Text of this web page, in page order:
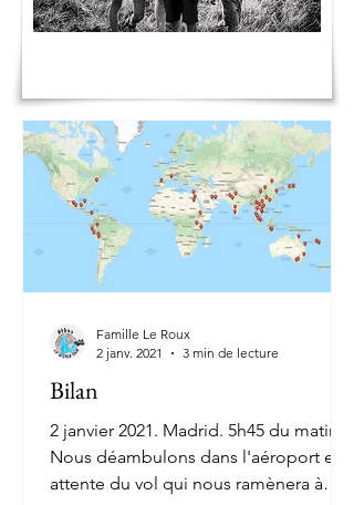
Bilan
2 janvier 2021. Madrid. 5h45 du matin.
Nous déambulons dans l'aéroport en
attente du vol qui nous ramènera à
Famille Le Roux
2 janv. 2021
3 min de lecture